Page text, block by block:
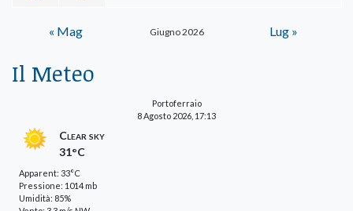
Giugno 2026
« Mag Lug »
Il Meteo
Portoferraio
8 Agosto 2026, 17:13
Clear sky
31°C
Apparent: 33°C
Pressione: 1014 mb
Umidità: 85%